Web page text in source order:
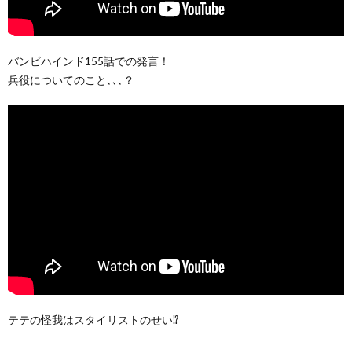
バンビハインド155話での発言！
兵役についてのこと､､､？
テテの怪我はスタイリストのせい⁉︎